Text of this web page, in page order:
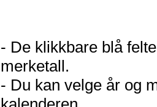
- De klikkbare blå
merketall.
- Du kan velge år og